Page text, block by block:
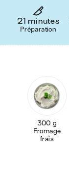
21 minutes
Préparation
300 g
Fromage
frais